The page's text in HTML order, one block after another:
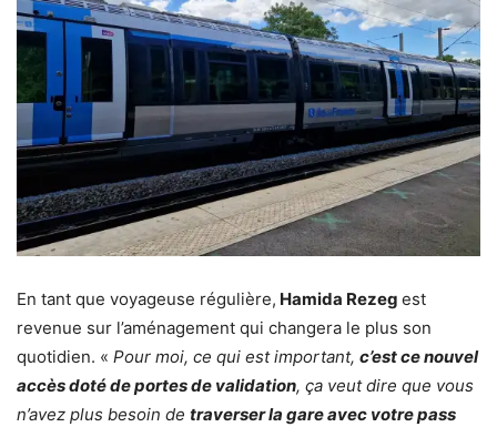
En tant que voyageuse régulière, Hamida Rezeg est
revenue sur l’aménagement qui changera le plus son
quotidien. « Pour moi, ce qui est important, c’est ce nouvel
accès doté de portes de validation, ça veut dire que vous
n’avez plus besoin de traverser la gare avec votre pass